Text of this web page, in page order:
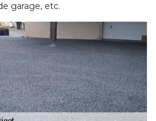
garage, etc.